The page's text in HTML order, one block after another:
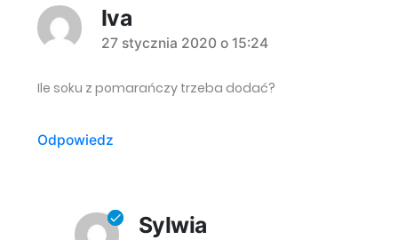
Iva
komentarz:
27 stycznia 2020 o 15:24
Ile soku z pomarańczy trzeba dodać?
Odpowiedz
Sylwia